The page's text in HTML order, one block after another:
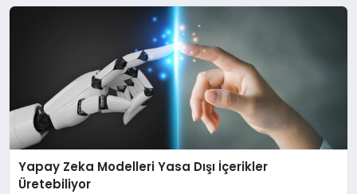
Yapay Zeka Modelleri Yasa Dışı İçerikler
Üretebiliyor